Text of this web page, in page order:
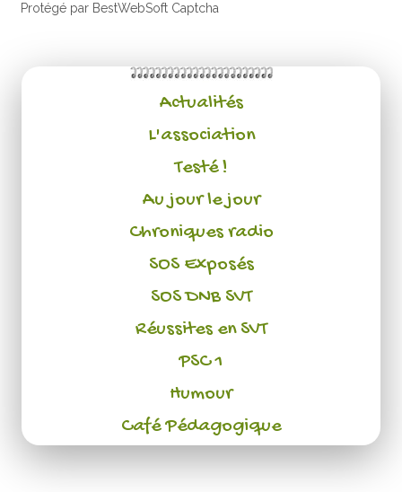
Protégé par BestWebSoft Captcha
Actualités
L'association
Testé !
Au jour le jour
Chroniques radio
SOS Exposés
SOS DNB SVT
Réussites en SVT
PSC 1
Humour
Café Pédagogique